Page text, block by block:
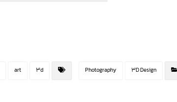
3D Design
Photography
3d
art